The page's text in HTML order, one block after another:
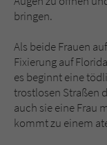
bringen.
Als beide Frauen
Fixierung auf
es beginnt eine
trostlosen Straßen
auch sie eine Frau
kommt zu einem